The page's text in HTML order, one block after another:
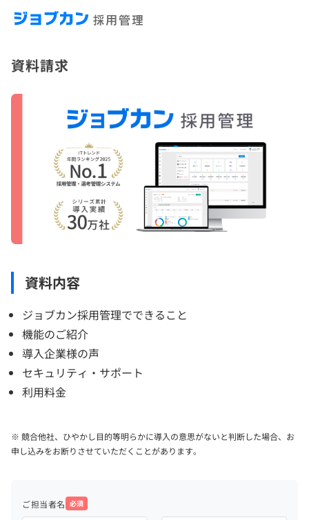
資料請求
資料内容
ジョブカン採用管理でできること
機能のご紹介
導入企業様の声
セキュリティ・サポート
利用料金
※ 競合他社、ひやかし目的等明らかに導入の意思がないと判断した場合、お
申し込みをお断りさせていただくことがあります。
ご担当者名 必須